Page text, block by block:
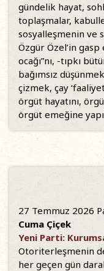
gündelik hayat,
toplaşmalar,
sosyalleşmenin ve
Özgür Özel’in gasp
ocağı”nı, -tıpkı
bağımsız
çizmek, çay
örgüt hayatını,
örgüt emeğine
27 Temmuz 2026
Cuma Çiçek
Yeni Parti:
Otoriterleşmenin
her geçen gün